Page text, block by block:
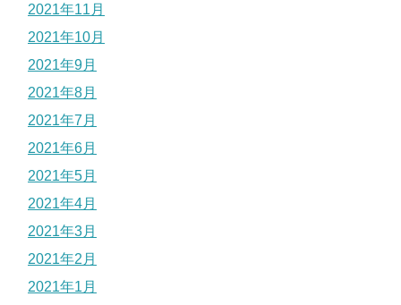
2021年11月
2021年10月
2021年9月
2021年8月
2021年7月
2021年6月
2021年5月
2021年4月
2021年3月
2021年2月
2021年1月